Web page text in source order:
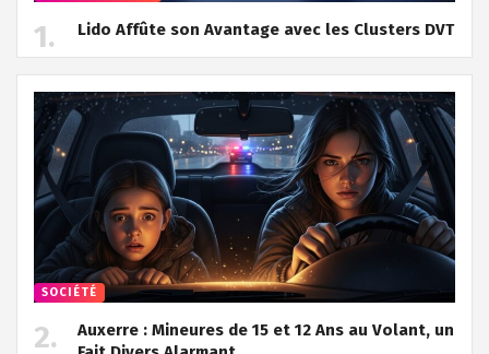
Lido Affûte son Avantage avec les Clusters DVT
SOCIÉTÉ
Auxerre : Mineures de 15 et 12 Ans au Volant, un